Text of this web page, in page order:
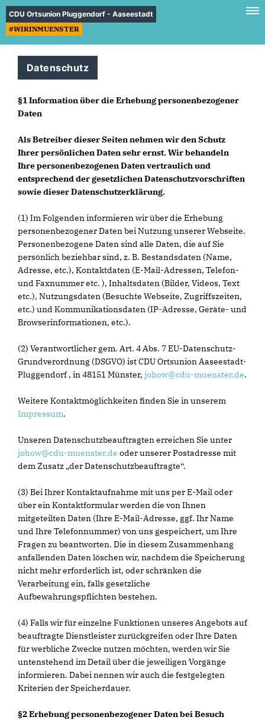
CDU Ortsunion Pluggendorf - Aaseestadt
#WIRINMUENSTER
Datenschutz
§1 Information über die Erhebung personenbezogener
Daten
Als Betreiber dieser Seiten nehmen wir den Schutz
Ihrer persönlichen Daten sehr ernst. Wir behandeln
Ihre personenbezogenen Daten vertraulich und
entsprechend der gesetzlichen Datenschutzvorschriften
sowie dieser Datenschutzerklärung.
(1) Im Folgenden informieren wir über die Erhebung
personenbezogener Daten bei Nutzung unserer Webseite.
Personenbezogene Daten sind alle Daten, die auf Sie
persönlich beziehbar sind, z. B. Bestandsdaten (Name,
Adresse, etc.), Kontaktdaten (E-Mail-Adressen, Telefon-
und Faxnummer etc. ), Inhaltsdaten (Bilder, Videos, Text
etc.), Nutzungsdaten (Besuchte Webseite, Zugriffszeiten,
etc.) und Kommunikationsdaten (IP-Adresse, Geräte- und
Browserinformationen, etc.).
(2) Verantwortlicher gem. Art. 4 Abs. 7 EU-Datenschutz-
Grundverordnung (DSGVO) ist CDU Ortsunion Aaseestadt-
Pluggendorf , in 48151 Münster, johow@cdu-muenster.de.
Weitere Kontaktmöglichkeiten finden Sie in unserem
Impressum.
Unseren Datenschutzbeauftragten erreichen Sie unter
johow@cdu-muenster.de oder unserer Postadresse mit
dem Zusatz „der Datenschutzbeauftragte“.
(3) Bei Ihrer Kontaktaufnahme mit uns per E-Mail oder
über ein Kontaktformular werden die von Ihnen
mitgeteilten Daten (Ihre E-Mail-Adresse, ggf. Ihr Name
und Ihre Telefonnummer) von uns gespeichert, um Ihre
Fragen zu beantworten. Die in diesem Zusammenhang
anfallenden Daten löschen wir, nachdem die Speicherung
nicht mehr erforderlich ist, oder schränken die
Verarbeitung ein, falls gesetzliche
Aufbewahrungspflichten bestehen.
(4) Falls wir für einzelne Funktionen unseres Angebots auf
beauftragte Dienstleister zurückgreifen oder Ihre Daten
für werbliche Zwecke nutzen möchten, werden wir Sie
untenstehend im Detail über die jeweiligen Vorgänge
informieren. Dabei nennen wir auch die festgelegten
Kriterien der Speicherdauer.
§2 Erhebung personenbezogener Daten bei Besuch